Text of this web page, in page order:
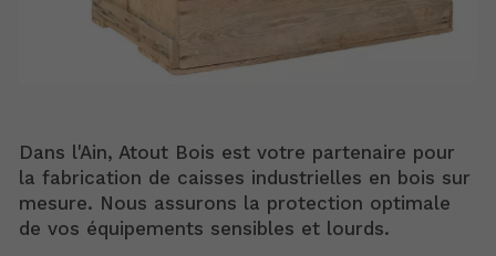
Dans l'Ain, Atout Bois est votre partenaire pour
la fabrication de caisses industrielles en bois sur
mesure. Nous assurons la protection optimale
de vos équipements sensibles et lourds.